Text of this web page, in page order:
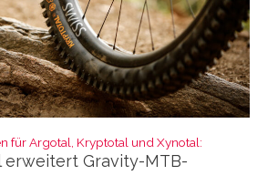
für Argotal, Kryptotal und Xynotal:
erweitert Gravity-MTB-